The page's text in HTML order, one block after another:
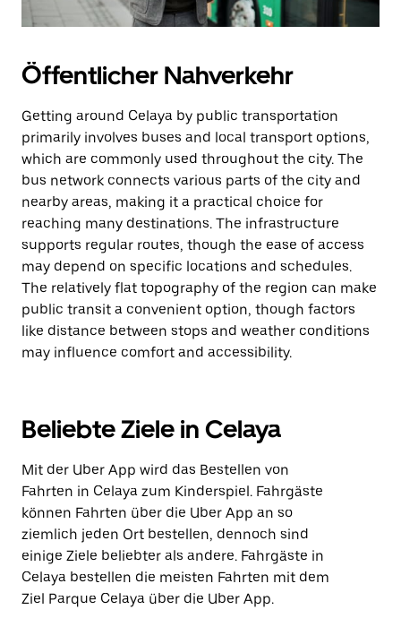
Öffentlicher Nahverkehr
Getting around Celaya by public transportation
primarily involves buses and local transport options,
which are commonly used throughout the city. The
bus network connects various parts of the city and
nearby areas, making it a practical choice for
reaching many destinations. The infrastructure
supports regular routes, though the ease of access
may depend on specific locations and schedules.
The relatively flat topography of the region can make
public transit a convenient option, though factors
like distance between stops and weather conditions
may influence comfort and accessibility.
Beliebte Ziele in Celaya
Mit der Uber App wird das Bestellen von
Fahrten in Celaya zum Kinderspiel. Fahrgäste
können Fahrten über die Uber App an so
ziemlich jeden Ort bestellen, dennoch sind
einige Ziele beliebter als andere. Fahrgäste in
Celaya bestellen die meisten Fahrten mit dem
Ziel Parque Celaya über die Uber App.